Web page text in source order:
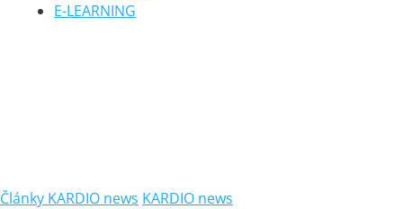
E-LEARNING
Články KARDIO news KARDIO news